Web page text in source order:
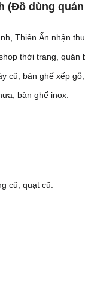
(Đồ dùng
Thiên Ấn nhận
thời trang, quán
cũ, bàn ghế xếp
bàn ghế inox.
cũ, quạt cũ.